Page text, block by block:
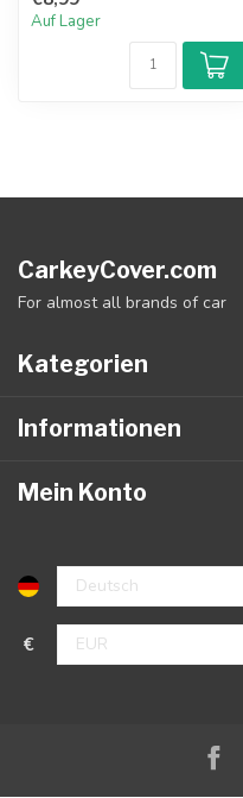
Auf Lager
CarkeyCover.com
For almost all brands of car
Kategorien
Informationen
Mein Konto
€